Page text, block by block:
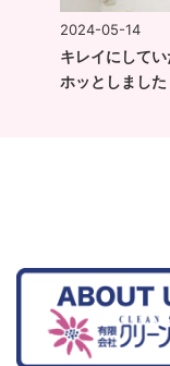
2024-05-14
キレイにして
ホッとしました